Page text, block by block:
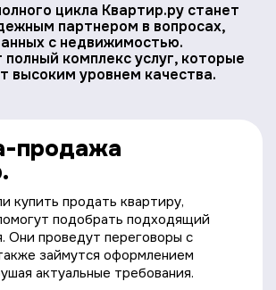
цикла Квартир.ру станет
партнером в вопросах,
с недвижимостью.
комплекс услуг, которые
высоким уровнем качества.
продажа
купить продать квартиру,
подобрать подходящий
Они проведут переговоры с
займутся оформлением
актуальные требования.